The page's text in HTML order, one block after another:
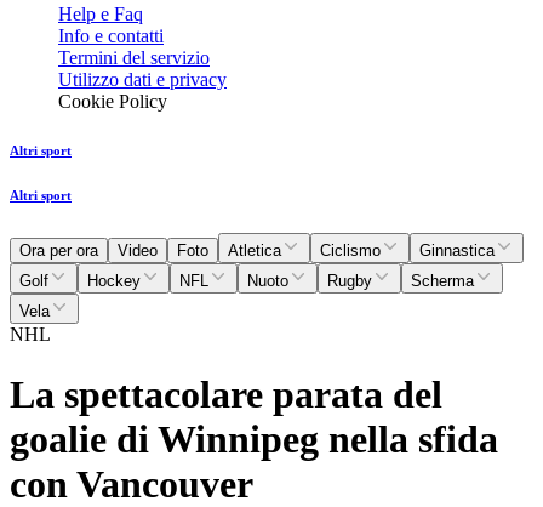
Help e Faq
Info e contatti
Termini del servizio
Utilizzo dati e privacy
Cookie Policy
Altri sport
Altri sport
Ora per ora Video Foto Atletica Ciclismo
Ginnastica
Golf
Hockey NFL Nuoto Rugby
Scherma
Vela
NHL
La spettacolare parata del
goalie di Winnipeg nella sfida
con Vancouver